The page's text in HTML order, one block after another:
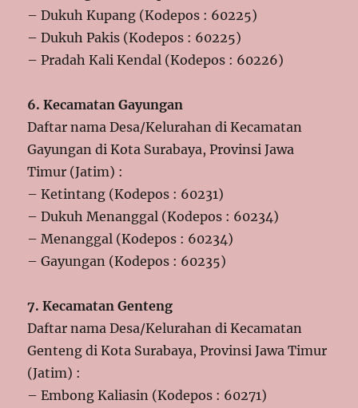
– Dukuh Kupang (Kodepos : 60225)
– Dukuh Pakis (Kodepos : 60225)
– Pradah Kali Kendal (Kodepos : 60226)
6. Kecamatan Gayungan
Daftar nama Desa/Kelurahan di Kecamatan
Gayungan di Kota Surabaya, Provinsi Jawa
Timur (Jatim) :
– Ketintang (Kodepos : 60231)
– Dukuh Menanggal (Kodepos : 60234)
– Menanggal (Kodepos : 60234)
– Gayungan (Kodepos : 60235)
7. Kecamatan Genteng
Daftar nama Desa/Kelurahan di Kecamatan
Genteng di Kota Surabaya, Provinsi Jawa Timur
(Jatim) :
– Embong Kaliasin (Kodepos : 60271)